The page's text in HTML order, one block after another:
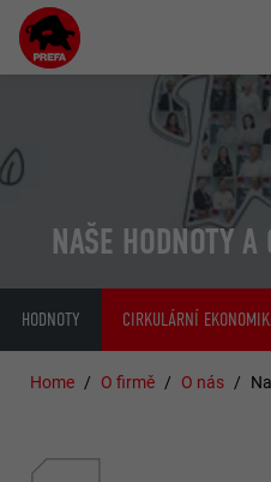
NAŠE HODNOTY A
HODNOTY CIRKULÁRNÍ
Home O firmě O nás